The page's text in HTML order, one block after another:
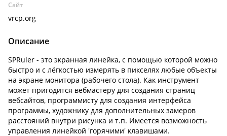
Сайт
vrcp.org
Описание
SPRuler - это экранная линейка, с помощью которой можно
быстро и с лёгкостью измерять в пикселях любые объекты
на экране монитора (рабочего стола). Как инструмент
может пригодится вебмастеру для создания страниц
вебсайтов, программисту для создания интерфейса
программы, художнику для дополнительных замеров
расстояний внутри рисунка и т.п. Имеется возможность
управления линейкой 'горячими' клавишами.